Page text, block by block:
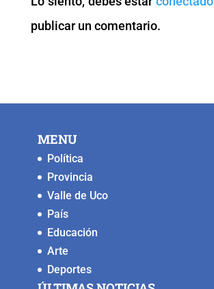
o
k
p k
er
publicar un comentario.
MENU
Política
Provincia
Valle de Uco
País
Educación
Arte
Deportes